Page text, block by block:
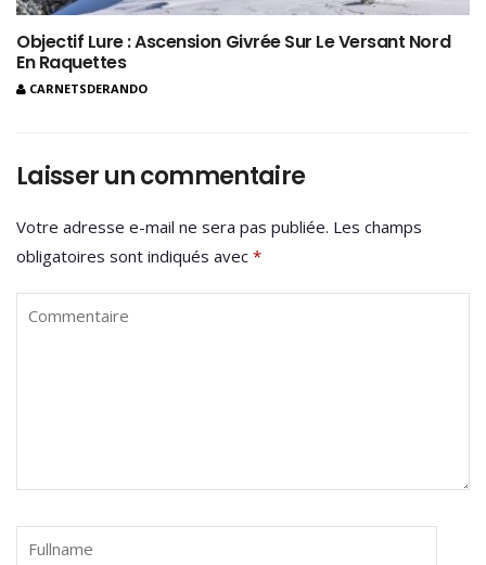
Objectif Lure : Ascension Givrée Sur Le Versant Nord
En Raquettes
CARNETSDERANDO
Laisser un commentaire
Votre adresse e-mail ne sera pas publiée. Les champs
obligatoires sont indiqués avec *